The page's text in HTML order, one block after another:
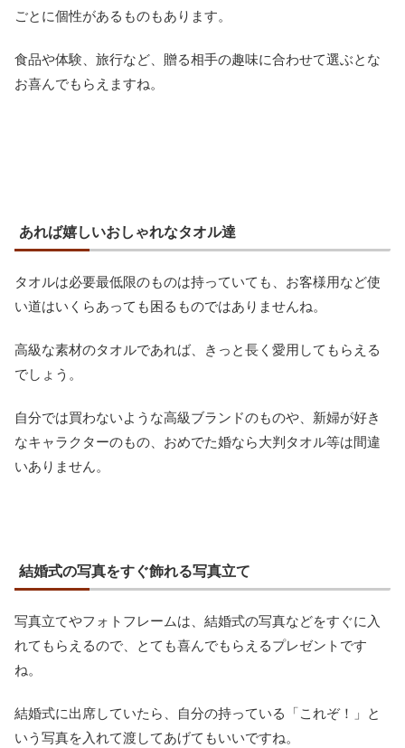
ごとに個性があるものもあります。
食品や体験、旅行など、贈る相手の趣味に合わせて選ぶとな
お喜んでもらえますね。
あれば嬉しいおしゃれなタオル達
タオルは必要最低限のものは持っていても、お客様用など使
い道はいくらあっても困るものではありませんね。
高級な素材のタオルであれば、きっと長く愛用してもらえる
でしょう。
自分では買わないような高級ブランドのものや、新婦が好き
なキャラクターのもの、おめでた婚なら大判タオル等は間違
いありません。
結婚式の写真をすぐ飾れる写真立て
写真立てやフォトフレームは、結婚式の写真などをすぐに入
れてもらえるので、とても喜んでもらえるプレゼントです
ね。
結婚式に出席していたら、自分の持っている「これぞ！」と
いう写真を入れて渡してあげてもいいですね。